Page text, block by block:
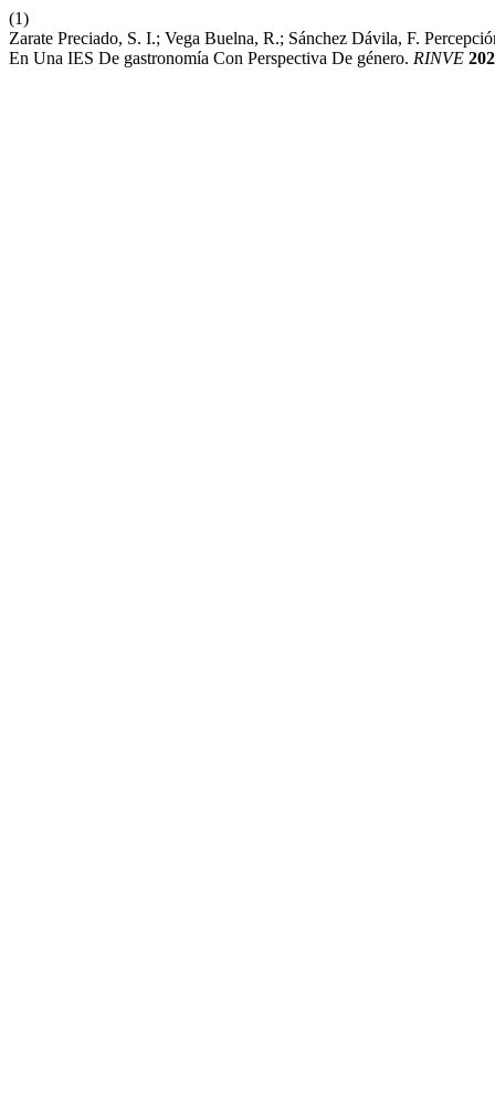
(1)
Zarate Preciado, S. I.; Vega Buelna, R.; Sánchez Dávila, F.
En Una IES De gastronomía Con Perspectiva De género. RINVE